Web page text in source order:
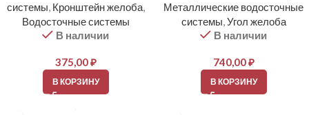
системы, Кронштейн желоба,
Водосточные системы
В наличии
375,00₽
В КОРЗИНУ
Металлические водосточные
системы,Угол желоба
В наличии
740,00₽
В КОРЗИНУ